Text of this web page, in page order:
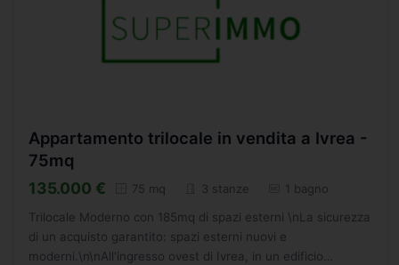
Appartamento trilocale in vendita a Ivrea -
75mq
135.000 € 75 mq 3 stanze 1 bagno
Trilocale Moderno con 185mq di spazi esterni \nLa sicurezza
di un acquisto garantito: spazi esterni nuovi e
moderni.\n\nAll'ingresso ovest di Ivrea, in un edificio